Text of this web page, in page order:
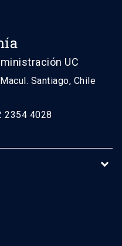
UC
Santiago, Chile
2354 4028